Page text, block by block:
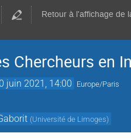
Retour à l'affichage de
Chercheurs
juin 2021, 14:00 Europe/Paris
(Université de Limoges)